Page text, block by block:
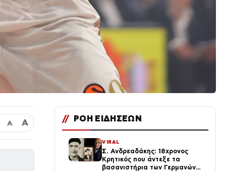
Α Α // ΡΟΗ ΕΙΔΗΣΕΩΝ
VIRAL
Σ. Ανδρεαδάκης: 18χρονος
Κρητικός που άντεξε τα
βασανιστήρια των Γερμανών